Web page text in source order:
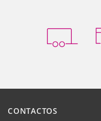
CONTACTOS